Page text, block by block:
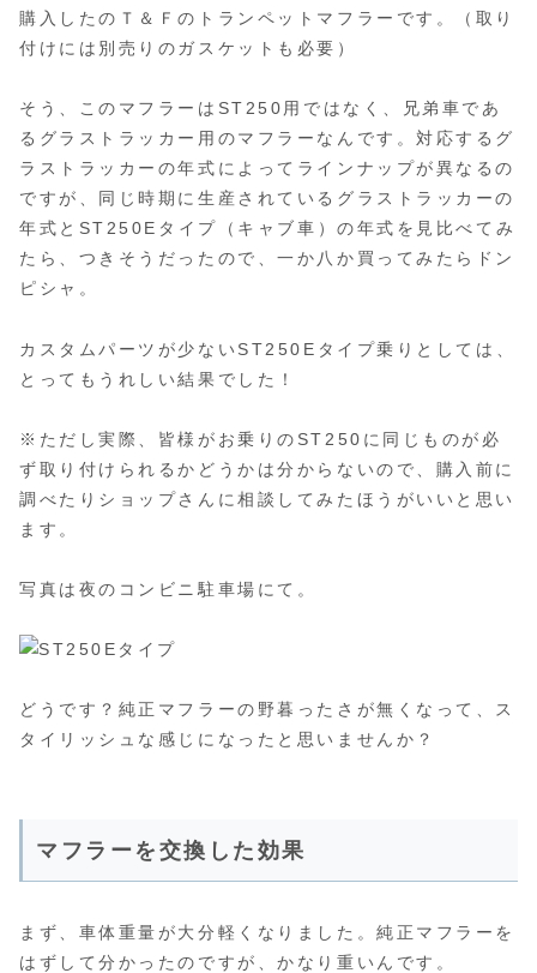
購入したのＴ＆Ｆのトランペットマフラーです。（取り
付けには別売りのガスケットも必要）
そう、このマフラーはST250用ではなく、兄弟車であ
るグラストラッカー用のマフラーなんです。対応するグ
ラストラッカーの年式によってラインナップが異なるの
ですが、同じ時期に生産されているグラストラッカーの
年式とST250Eタイプ（キャブ車）の年式を見比べてみ
たら、つきそうだったので、一か八か買ってみたらドン
ピシャ。
カスタムパーツが少ないST250Eタイプ乗りとしては、
とってもうれしい結果でした！
※ただし実際、皆様がお乗りのST250に同じものが必
ず取り付けられるかどうかは分からないので、購入前に
調べたりショップさんに相談してみたほうがいいと思い
ます。
写真は夜のコンビニ駐車場にて。
どうです？純正マフラーの野暮ったさが無くなって、ス
タイリッシュな感じになったと思いませんか？
マフラーを交換した効果
まず、車体重量が大分軽くなりました。純正マフラーを
はずして分かったのですが、かなり重いんです。